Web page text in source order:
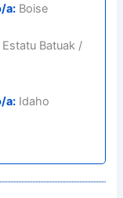
a: Boise
Estatu Batuak /
a: Idaho